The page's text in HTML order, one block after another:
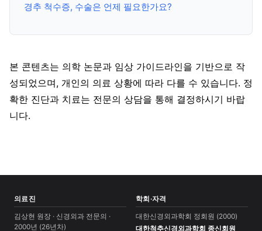
경추 척수증, 수술은 언제 필요한가요?
본 콘텐츠는 의학 논문과 임상 가이드라인을 기반으로 작
성되었으며, 개인의 의료 상황에 따라 다를 수 있습니다. 정
확한 진단과 치료는 전문의 상담을 통해 결정하시기 바랍
니다.
의료진
김상현 원장 · 신경외과 전문의 ·
2000년 (26년차)
학회·자격
대한신경외과학회 정회원 (2000)
대한척추신경외과학회 종신회원